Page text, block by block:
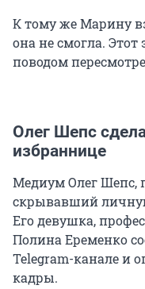
К тому же Марину
она не смогла. Этот
поводом
Олег Шепс
избраннице
Медиум Олег Шепс,
скрывавший
Его девушка,
Полина Еременко
Telegram-канале и
кадры.